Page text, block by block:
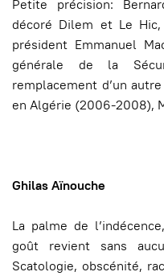
Petite précision:
décoré Dilem et Le
président Emmanuel
générale de la
remplacement d’un
en Algérie (2006-2008),
Ghilas Aïnouche
La palme de
goût revient sans
Scatologie, obscénité,